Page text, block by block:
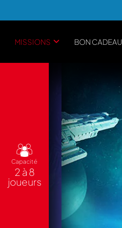
MISSIONS BON CADEAU
Capacité
2 à 8
joueurs